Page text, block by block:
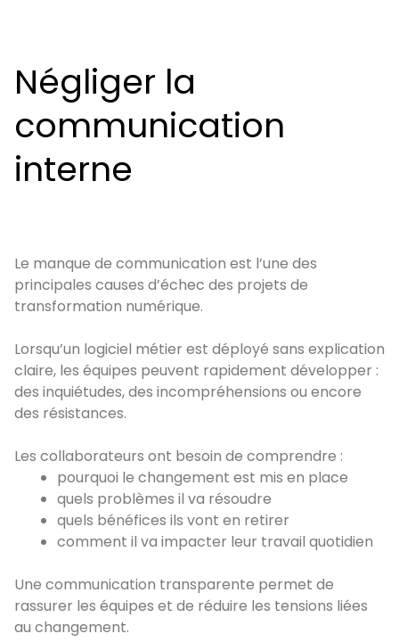
Négliger la
communication
interne
Le manque de communication est l’une des
principales causes d’échec des projets de
transformation numérique.
Lorsqu’un logiciel métier est déployé sans explication
claire, les équipes peuvent rapidement développer :
des inquiétudes, des incompréhensions ou encore
des résistances.
Les collaborateurs ont besoin de comprendre :
pourquoi le changement est mis en place
quels problèmes il va résoudre
quels bénéfices ils vont en retirer
comment il va impacter leur travail quotidien
Une communication transparente permet de
rassurer les équipes et de réduire les tensions liées
au changement.